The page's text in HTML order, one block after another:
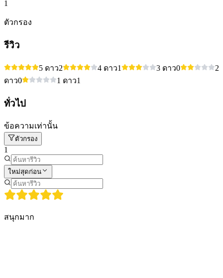
1
ตัวกรอง
รีวิว
5 ดาว2 4 ดาว1 3 ดาว0
2
ดาว0 1 ดาว1
ทั่วไป
ข้อความเท่านั้น
ตัวกรอง
1
ใหม่สุดก่อน
สนุกมาก